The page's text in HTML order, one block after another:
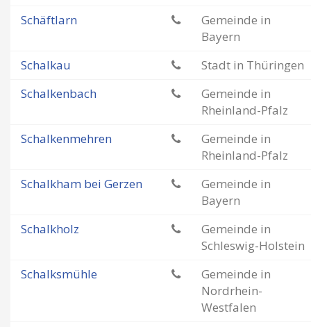
Schäftlarn
Gemeinde in
Bayern
Schalkau
Stadt in Thüringen
Schalkenbach
Gemeinde in
Rheinland-Pfalz
Schalkenmehren
Gemeinde in
Rheinland-Pfalz
Schalkham bei Gerzen
Gemeinde in
Bayern
Schalkholz
Gemeinde in
Schleswig-Holstein
Schalksmühle
Gemeinde in
Nordrhein-
Westfalen